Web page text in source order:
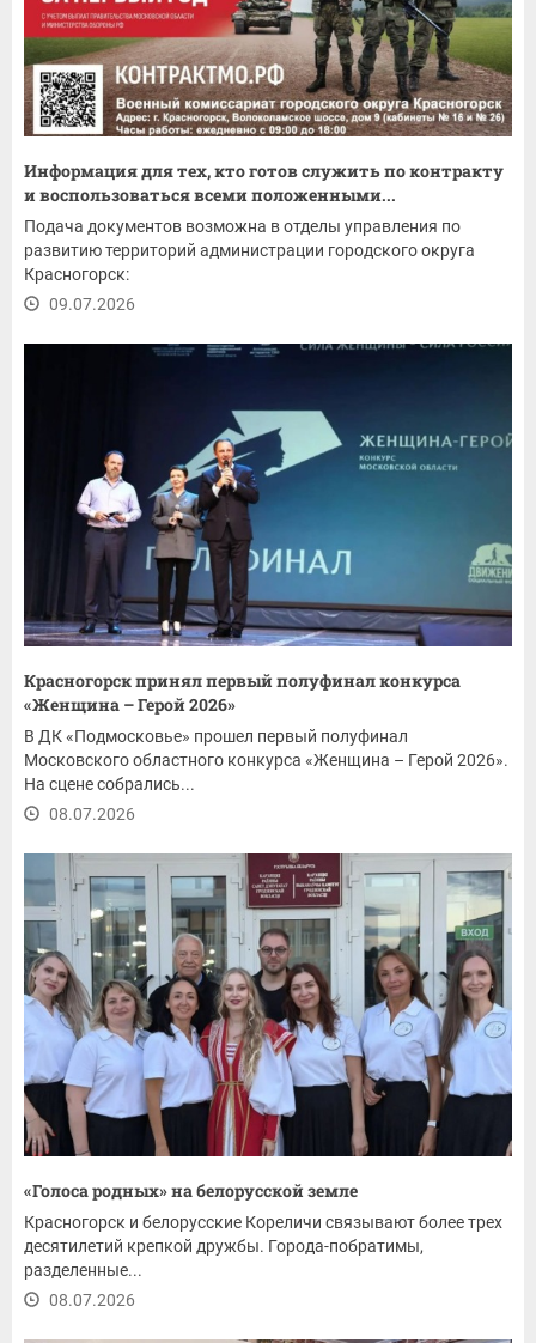
Информация для тех, кто готов служить по контракту
и воспользоваться всеми положенными...
Подача документов возможна в отделы управления по
развитию территорий администрации городского округа
Красногорск:
09.07.2026
Красногорск принял первый полуфинал конкурса
«Женщина – Герой 2026»
В ДК «Подмосковье» прошел первый полуфинал
Московского областного конкурса «Женщина – Герой 2026».
На сцене собрались...
08.07.2026
«Голоса родных» на белорусской земле
Красногорск и белорусские Кореличи связывают более трех
десятилетий крепкой дружбы. Города-побратимы,
разделенные...
08.07.2026